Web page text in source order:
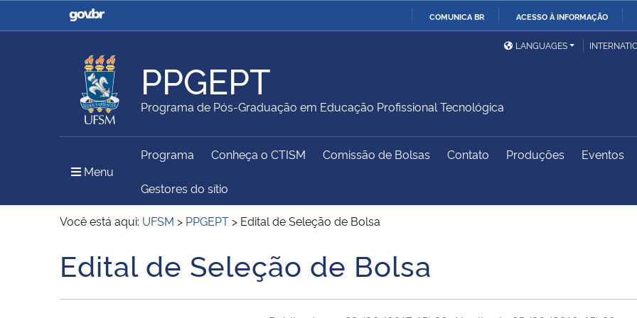
COMUNICA BR ACESSO À INFORMAÇÃO
Casa Civil
Ministério da Justiça e
Ministério da Defesa
Ministério das Relações
Exteriores
Ministério da Agricultura,
Pecuária e Abastecimento
Ministério da Educação
Ministério do Meio Ambiente Ministério do Turismo
Controladoria-Geral da
Institucional
LANGUAGES
PPGEPT
Programa de Pós-Graduação em Educação Profissional Tecnológica
Menu
Programa Conheça o CTISM Comissão de Bolsas Contato Produções Eventos
Gestores do sítio
Você está aqui: UFSM > PPGEPT > Edital de Seleção de Bolsa
Início do conteúdo
Edital de Seleção de Bolsa